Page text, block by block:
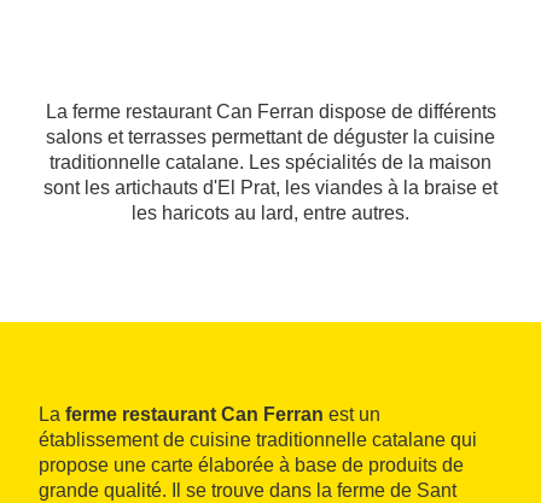
La ferme restaurant Can Ferran dispose de différents
salons et terrasses permettant de déguster la cuisine
traditionnelle catalane. Les spécialités de la maison
sont les artichauts d'El Prat, les viandes à la braise et
les haricots au lard, entre autres.
La ferme restaurant Can Ferran est un
établissement de cuisine traditionnelle catalane qui
propose une carte élaborée à base de produits de
grande qualité. Il se trouve dans la ferme de Sant